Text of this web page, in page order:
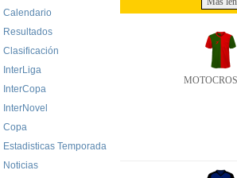
Calendario
Resultados
Clasificación
InterLiga
InterCopa
InterNovel
Copa
Estadisticas Temporada
Noticias